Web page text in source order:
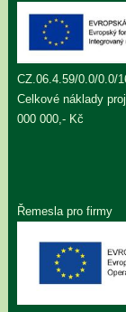
CZ.06.4.59/0.0/0.0/
Celkové náklady
000 000,- Kč
Řemesla pro firmy